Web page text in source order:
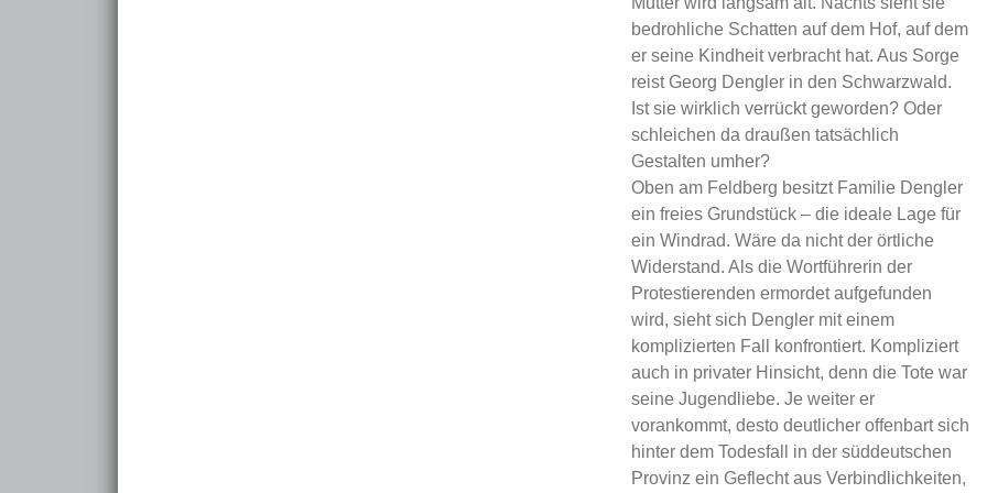
bedrohliche Schatten auf dem Hof, auf dem
er seine Kindheit verbracht hat. Aus Sorge
reist Georg Dengler in den Schwarzwald.
Ist sie wirklich verrückt geworden? Oder
schleichen da draußen tatsächlich
Gestalten umher?
Oben am Feldberg besitzt Familie Dengler
ein freies Grundstück – die ideale Lage für
ein Windrad. Wäre da nicht der örtliche
Widerstand. Als die Wortführerin der
Protestierenden ermordet aufgefunden
wird, sieht sich Dengler mit einem
komplizierten Fall konfrontiert. Kompliziert
auch in privater Hinsicht, denn die Tote war
seine Jugendliebe. Je weiter er
vorankommt, desto deutlicher offenbart sich
hinter dem Todesfall in der süddeutschen
Provinz ein Geflecht aus Verbindlichkeiten,